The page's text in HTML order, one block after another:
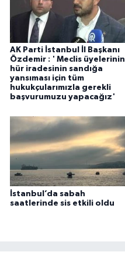
AK Parti İstanbul İl Başkanı
Özdemir : ' Meclis üyelerinin
hür iradesinin sandığa
yansıması için tüm
hukukçularımızla gerekli
başvurumuzu yapacağız'
İstanbul’da sabah
saatlerinde sis etkili oldu